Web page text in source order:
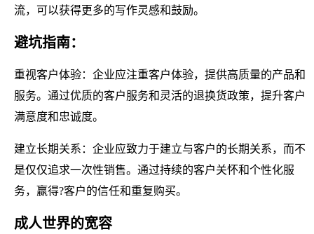
流，可以获得更多的写作灵感和鼓励。
避坑指南：
重视客户体验：企业应注重客户体验，提供高质量的产品和
服务。通过优质的客户服务和灵活的退换货政策，提升客户
满意度和忠诚度。
建立长期关系：企业应致力于建立与客户的长期关系，而不
是仅仅追求一次性销售。通过持续的客户关怀和个性化服
务，赢得?客户的信任和重复购买。
成人世界的宽容